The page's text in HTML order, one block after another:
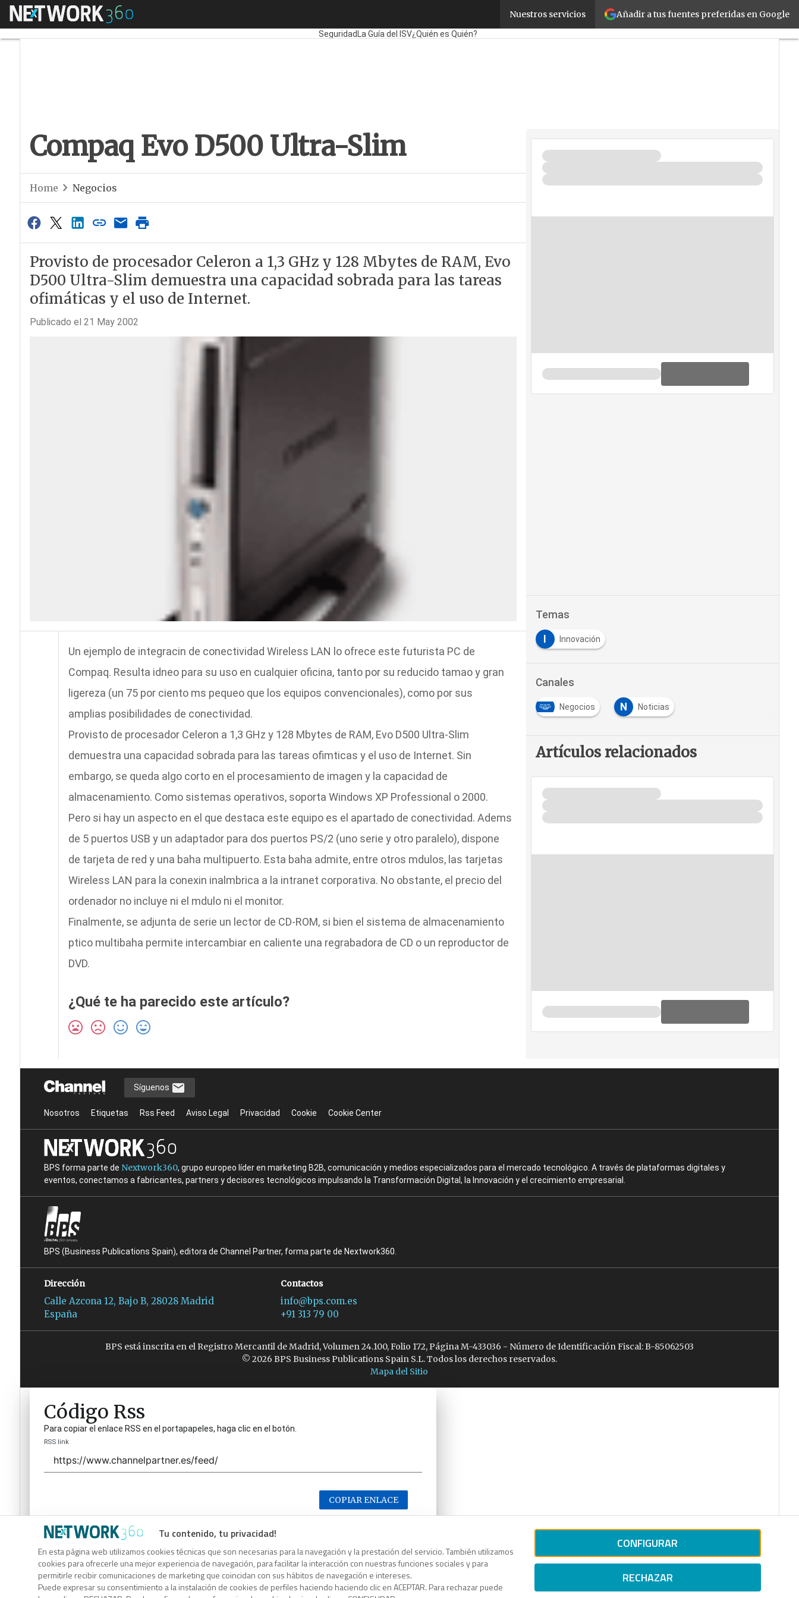
Añadir a tus fuentes preferidas en Google
Nuestros servicios
Menú CloudMovilidadNegocios
Seguridad La Guía del ISV¿Quién es Quién?
Compaq Evo D500 Ultra-Slim
Home Negocios
Provisto de procesador Celeron a 1,3 GHz y 128 Mbytes de RAM, Evo
D500 Ultra-Slim demuestra una capacidad sobrada para las tareas
ofimáticas y el uso de Internet.
Publicado el 21 May 2002
Un ejemplo de integracin de conectividad Wireless LAN lo ofrece este futurista PC de
Compaq. Resulta idneo para su uso en cualquier oficina, tanto por su reducido tamao y gran
ligereza (un 75 por ciento ms pequeo que los equipos convencionales), como por sus
amplias posibilidades de conectividad.
Provisto de procesador Celeron a 1,3 GHz y 128 Mbytes de RAM, Evo D500 Ultra-Slim
demuestra una capacidad sobrada para las tareas ofimticas y el uso de Internet. Sin
embargo, se queda algo corto en el procesamiento de imagen y la capacidad de
almacenamiento. Como sistemas operativos, soporta Windows XP Professional o 2000.
Pero si hay un aspecto en el que destaca este equipo es el apartado de conectividad. Adems
de 5 puertos USB y un adaptador para dos puertos PS/2 (uno serie y otro paralelo), dispone
de tarjeta de red y una baha multipuerto. Esta baha admite, entre otros mdulos, las tarjetas
Wireless LAN para la conexin inalmbrica a la intranet corporativa. No obstante, el precio del
ordenador no incluye ni el mdulo ni el monitor.
Finalmente, se adjunta de serie un lector de CD-ROM, si bien el sistema de almacenamiento
ptico multibaha permite intercambiar en caliente una regrabadora de CD o un reproductor de
DVD.
¿Qué te ha parecido este artículo?
Temas
Innovación
Canales
Negocios N Noticias
Artículos relacionados
Tu contenido, tu privacidad!
En esta página web utilizamos cookies técnicas que son necesarias para la navegación y la prestación del servicio. También utilizamos
cookies para ofrecerle una mejor experiencia de navegación, para facilitar la interacción con nuestras funciones sociales y para
permitirle recibir comunicaciones de marketing que coincidan con sus hábitos de navegación e intereses.
Puede expresar su consentimiento a la instalación de cookies de perfiles haciendo haciendo clic en ACEPTAR. Para rechazar puede
CONFIGURAR
RECHAZAR
Síguenos
Nosotros Etiquetas Rss Feed Aviso Legal Privacidad Cookie Cookie Center
BPS forma parte de Nextwork360, grupo europeo líder en marketing B2B, comunicación y medios especializados para el mercado tecnológico. A través de plataformas digitales y
eventos, conectamos a fabricantes, partners y decisores tecnológicos impulsando la Transformación Digital, la Innovación y el crecimiento empresarial.
BPS (Business Publications Spain), editora de Channel Partner, forma parte de Nextwork360.
Dirección
Calle Azcona 12, Bajo B, 28028 Madrid
España
Contactos
info@bps.com.es
+91 313 79 00
BPS está inscrita en el Registro Mercantil de Madrid, Volumen 24.100, Folio 172, Página M-433036 - Número de Identificación Fiscal: B-85062503
© 2026 BPS Business Publications Spain S.L. Todos los derechos reservados.
Mapa del Sitio
Código Rss
Para copiar el enlace RSS en el portapapeles, haga clic en el botón.
RSS link
COPIAR ENLACE
Código Rss
Para copiar el enlace RSS en el portapapeles, haga clic en el botón.